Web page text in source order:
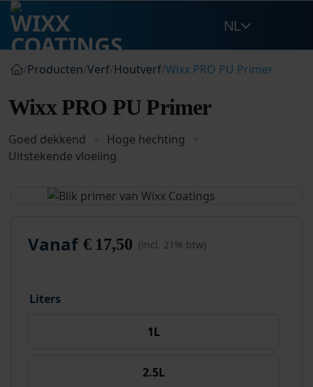
Ga
naar
inhoud
NL
/Producten/Verf/Houtverf/Wixx PRO PU Primer
Wixx PRO PU Primer
Goed dekkend
Hoge hechting
Uitstekende vloeiing
Vanaf €17,50 (incl. 21% btw)
Liters
1L
2.5L